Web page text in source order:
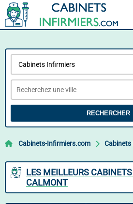
RECHERCHER
Cabinets-Infirmiers.com Cabinets
LES MEILLEURS
CALMONT